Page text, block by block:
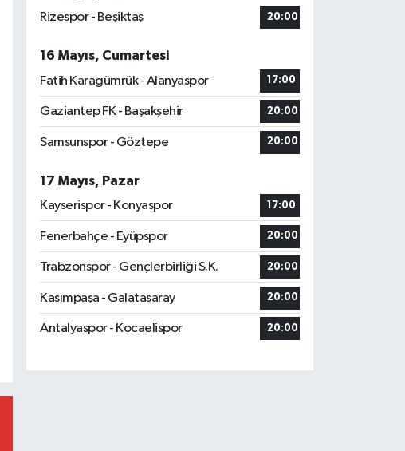
Rizespor - Beşiktaş
20:00
16 Mayıs, Cumartesi
Fatih Karagümrük - Alanyaspor
17:00
Gaziantep FK - Başakşehir 20:00
Samsunspor - Göztepe 20:00
17 Mayıs, Pazar
Kayserispor - Konyaspor
17:00
Fenerbahçe - Eyüpspor 20:00
Trabzonspor - Gençlerbirliği S.K. 20:00
Kasımpaşa - Galatasaray 20:00
Antalyaspor - Kocaelispor 20:00